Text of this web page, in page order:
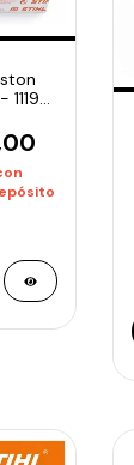
1119-